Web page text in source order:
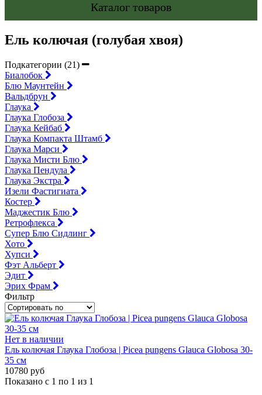
Каталог товаров
Ель колючая (голубая хвоя)
Подкатегории (21)
Биалобок
Блю Маунтейн
Вальдбрун
Глаука
Глаука Глобоза
Глаука Кейбаб
Глаука Компакта Штамб
Глаука Марси
Глаука Мисти Блю
Глаука Пендула
Глаука Экстра
Изели Фастигиата
Костер
Маджестик Блю
Ретрофлекса
Супер Блю Сидлинг
Хото
Хупси
Фэт Альберт
Эдит
Эрих Фрам
Фильтр
Нет в наличии
Ель колючая Глаука Глобоза | Picea pungens Glauca Globosa 30-
35 см
10780 руб
Показано с 1 по 1 из 1